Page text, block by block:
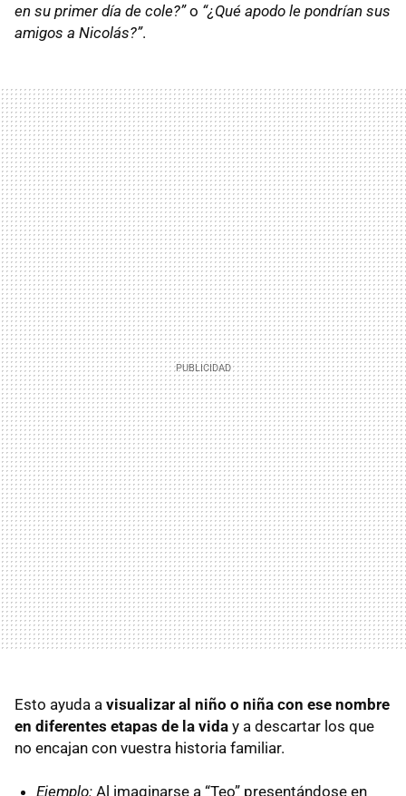
en su primer día de cole?”o “¿Qué apodo le pondrían sus
amigos a Nicolás?”.
Esto ayuda a visualizar al niño o niña con ese nombre
en diferentes etapas de la vida y a descartar los que
no encajan con vuestra historia familiar.
Ejemplo: Al imaginarse a “Teo” presentándose en